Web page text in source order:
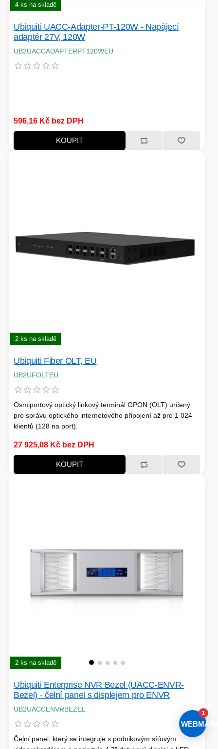
4 ks na skladě
Ubiquiti UACC-Adapter-PT-120W - Napájecí
adaptér 27V, 120W
UB2UACCADAPTERPT120WEU
596,16 Kč bez DPH
KOUPIT
2 ks na skladě
Ubiquiti Fiber OLT, EU
UB2UFOLTEU
Osmiportový optický linkový terminál GPON (OLT) určený
pro správu optického internetového připojení až pro 1 024
klientů (128 na port).
27 925,08 Kč bez DPH
KOUPIT
2 ks na skladě
Ubiquiti Enterprise NVR Bezel (UACC-ENVR-
Bezel) - čelní panel s displejem pro ENVR
UB2UACCENVRBEZEL
Čelní panel, který se integruje s podnikovým síťovým
AI →
1